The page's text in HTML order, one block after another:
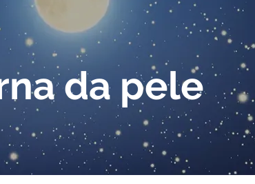
da pele